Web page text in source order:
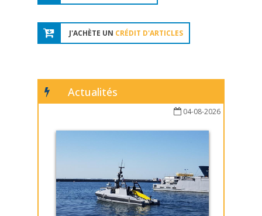
J'ACHÈTE UN CRÉDIT D'ARTICLES
Actualités
04-08-2026